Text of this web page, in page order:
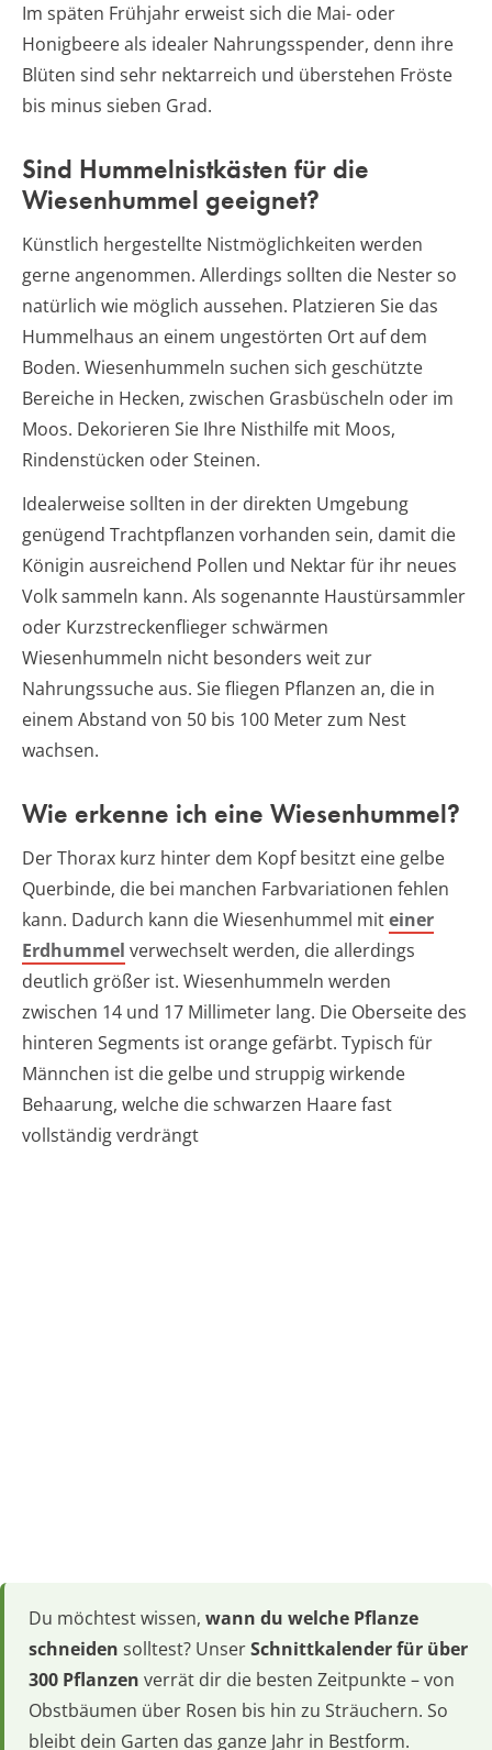
Im späten Frühjahr erweist sich die Mai- oder
Honigbeere als idealer Nahrungsspender, denn ihre
Blüten sind sehr nektarreich und überstehen Fröste
bis minus sieben Grad.
Sind Hummelnistkästen für die
Wiesenhummel geeignet?
Künstlich hergestellte Nistmöglichkeiten werden
gerne angenommen. Allerdings sollten die Nester so
natürlich wie möglich aussehen. Platzieren Sie das
Hummelhaus an einem ungestörten Ort auf dem
Boden. Wiesenhummeln suchen sich geschützte
Bereiche in Hecken, zwischen Grasbüscheln oder im
Moos. Dekorieren Sie Ihre Nisthilfe mit Moos,
Rindenstücken oder Steinen.
Idealerweise sollten in der direkten Umgebung
genügend Trachtpflanzen vorhanden sein, damit die
Königin ausreichend Pollen und Nektar für ihr neues
Volk sammeln kann. Als sogenannte Haustürsammler
oder Kurzstreckenflieger schwärmen
Wiesenhummeln nicht besonders weit zur
Nahrungssuche aus. Sie fliegen Pflanzen an, die in
einem Abstand von 50 bis 100 Meter zum Nest
wachsen.
Wie erkenne ich eine Wiesenhummel?
Der Thorax kurz hinter dem Kopf besitzt eine gelbe
Querbinde, die bei manchen Farbvariationen fehlen
kann. Dadurch kann die Wiesenhummel miteiner
Erdhummel verwechselt werden, die allerdings
deutlich größer ist. Wiesenhummeln werden
zwischen 14 und 17 Millimeter lang. Die Oberseite des
hinteren Segments ist orange gefärbt. Typisch für
Männchen ist die gelbe und struppig wirkende
Behaarung, welche die schwarzen Haare fast
vollständig verdrängt
Du möchtest wissen, wann du welche Pflanze
schneiden solltest? UnserSchnittkalender für über
300 Pflanzen verrät dir die besten Zeitpunkte – von
Obstbäumen über Rosen bis hin zu Sträuchern. So
bleibt dein Garten das ganze Jahr in Bestform.